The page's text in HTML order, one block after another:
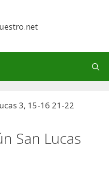
San Lucas